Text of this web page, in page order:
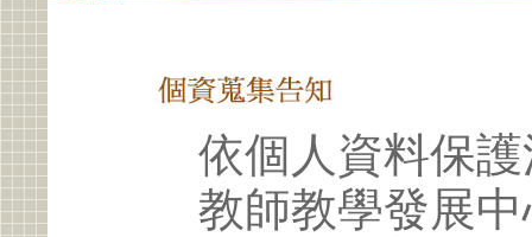
依個人資料保
教師教學發展